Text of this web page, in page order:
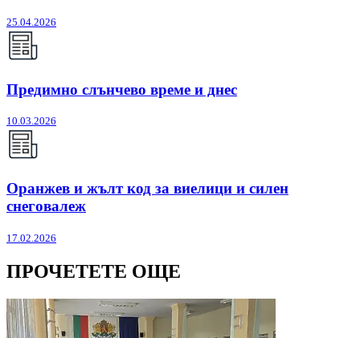
25.04.2026
Предимно слънчево време и днес
10.03.2026
Оранжев и жълт код за виелици и силен
снеговалеж
17.02.2026
ПРОЧЕТЕТЕ ОЩЕ